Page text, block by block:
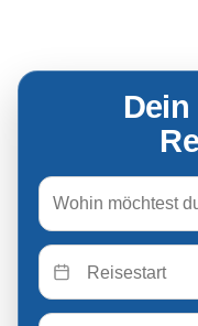
Website
Titel
Startdatum